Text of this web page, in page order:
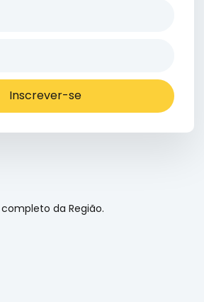
Inscrever-se
da Região.